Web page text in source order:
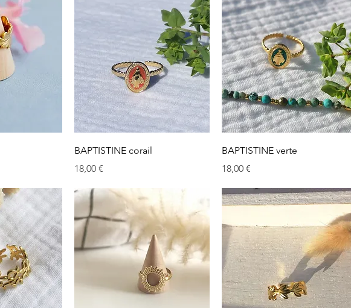
Aperçu rapide
BAPTISTINE corail
Prix
18,00 €
Aperçu rapide
BAPTISTINE verte
Prix
18,00 €